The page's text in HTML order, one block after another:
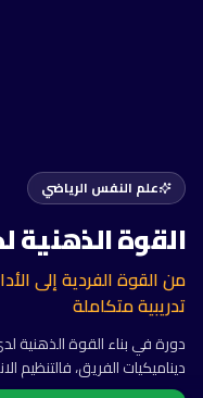
علم النفس الرياضي
القوة الذهنية
من القوة الفردية إلى
تدريبية متكاملة
دورة في بناء القوة الذهنية
ديناميكيات الفريق، فالتنظيم
للأداء العالي.